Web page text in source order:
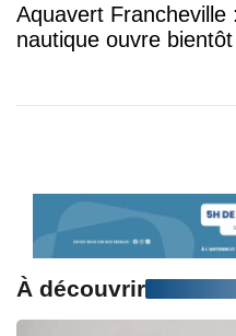
Aquavert
nautique ouvre
À découvrir